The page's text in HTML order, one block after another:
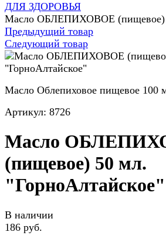
ДЛЯ ЗДОРОВЬЯ
Масло ОБЛЕПИХОВОЕ (пищевое)
Предыдущий товар
Следующий товар
Масло Облепиховое пищевое 100
Артикул: 8726
Масло
(пищевое) 50 мл.
"ГорноАлтайское"
В наличии
186 руб.